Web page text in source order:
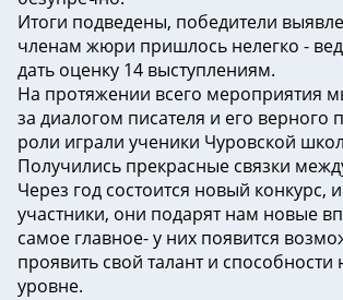
Итоги подведены, победители
членам жюри пришлось нелегко -
дать оценку 14 выступлениям.
На протяжении всего мероприятия
за диалогом писателя и его верного
роли играли ученики Чуровской
Получились прекрасные связки
Через год состоится новый конкурс,
участники, они подарят нам новые
самое главное- у них появится
проявить свой талант и
уровне.